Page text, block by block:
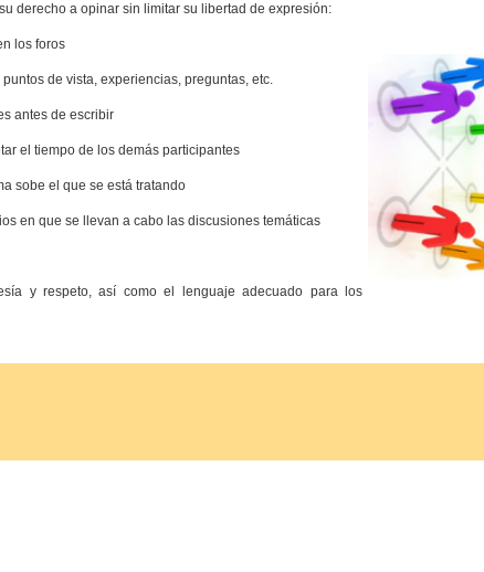
derecho a opinar sin limitar su libertad de expresión:
los foros
de vista, experiencias, preguntas, etc.
antes de escribir
el tiempo de los demás participantes
sobe el que se está tratando
en que se llevan a cabo las discusiones temáticas
y respeto, así como el lenguaje adecuado para los